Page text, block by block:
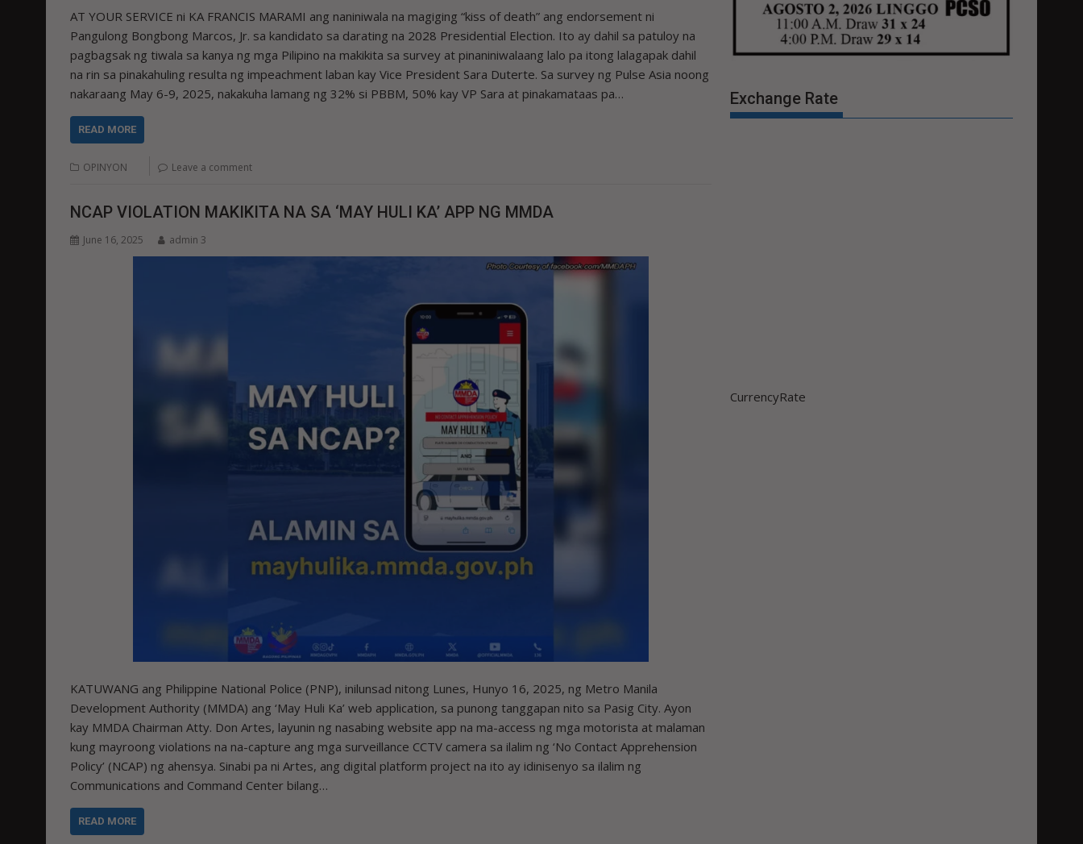
AT YOUR SERVICE ni KA FRANCIS MARAMI ang naniniwala na magiging “kiss of death” ang endorsement ni
Pangulong Bongbong Marcos, Jr. sa kandidato sa darating na 2028 Presidential Election. Ito ay dahil sa patuloy na
pagbagsak ng tiwala sa kanya ng mga Pilipino na makikita sa survey at pinaniniwalaang lalo pa itong lalagapak dahil
na rin sa pinakahuling resulta ng impeachment laban kay Vice President Sara Duterte. Sa survey ng Pulse Asia noong
nakaraang May 6-9, 2025, nakakuha lamang ng 32% si PBBM, 50% kay VP Sara at pinakamataas pa…
READ MORE
OPINYON Leave a comment
NCAP VIOLATION MAKIKITA NA SA ‘MAY HULI KA’ APP NG MMDA
June 16, 2025 admin 3
KATUWANG ang Philippine National Police (PNP), inilunsad nitong Lunes, Hunyo 16, 2025, ng Metro Manila
Development Authority (MMDA) ang ‘May Huli Ka’ web application, sa punong tanggapan nito sa Pasig City. Ayon
kay MMDA Chairman Atty. Don Artes, layunin ng nasabing website app na ma-access ng mga motorista at malaman
kung mayroong violations na na-capture ang mga surveillance CCTV camera sa ilalim ng ‘No Contact Apprehension
Policy’ (NCAP) ng ahensya. Sinabi pa ni Artes, ang digital platform project na ito ay idinisenyo sa ilalim ng
Communications and Command Center bilang…
READ MORE
Exchange Rate
CurrencyRate